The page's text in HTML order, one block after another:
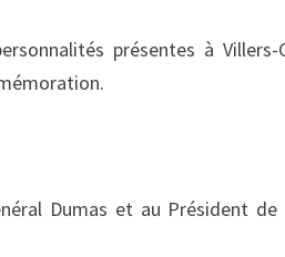
présentes à
Dumas et au Président